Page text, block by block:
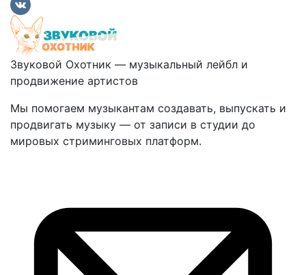
Звуковой Охотник — музыкальный лейбл и
продвижение артистов
Мы помогаем музыкантам создавать, выпускать и
продвигать музыку — от записи в студии до
мировых стриминговых платформ.